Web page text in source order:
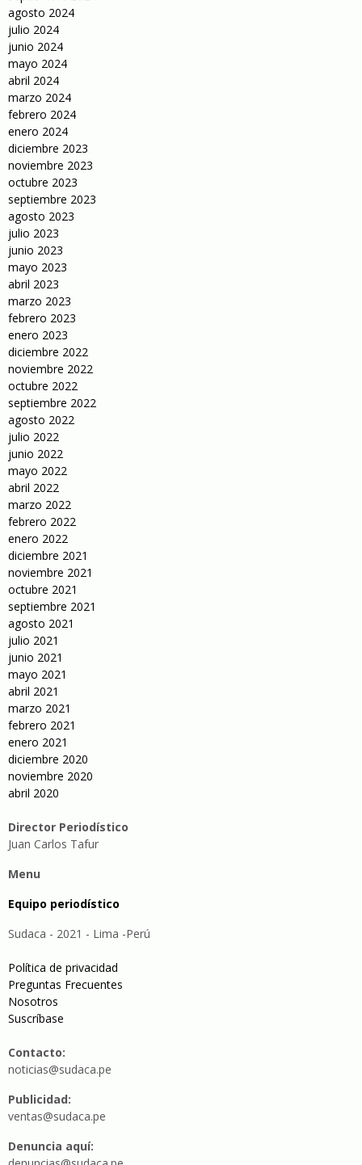
agosto 2024
julio 2024
junio 2024
mayo 2024
abril 2024
marzo 2024
febrero 2024
enero 2024
diciembre 2023
noviembre 2023
octubre 2023
septiembre 2023
agosto 2023
julio 2023
junio 2023
mayo 2023
abril 2023
marzo 2023
febrero 2023
enero 2023
diciembre 2022
noviembre 2022
octubre 2022
septiembre 2022
agosto 2022
julio 2022
junio 2022
mayo 2022
abril 2022
marzo 2022
febrero 2022
enero 2022
diciembre 2021
noviembre 2021
octubre 2021
septiembre 2021
agosto 2021
julio 2021
junio 2021
mayo 2021
abril 2021
marzo 2021
febrero 2021
enero 2021
diciembre 2020
noviembre 2020
abril 2020
Director Periodístico
Juan Carlos Tafur
Menu
Equipo periodístico
Sudaca - 2021 - Lima -Perú
Política de privacidad
Preguntas Frecuentes
Nosotros
Suscríbase
Contacto:
noticias@sudaca.pe
Publicidad:
ventas@sudaca.pe
Denuncia aquí: